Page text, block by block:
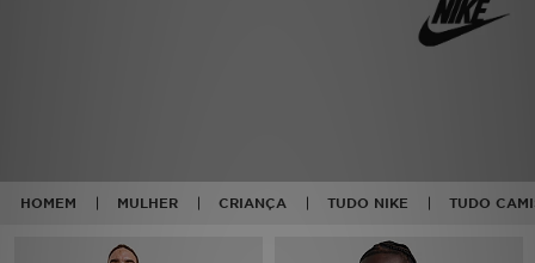
HOMEM MULHER CRIANÇA TUDO NIKE TUDO